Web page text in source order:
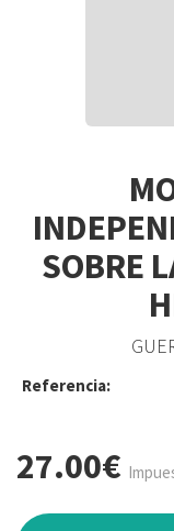
SOBRE
Referencia:
27.00€